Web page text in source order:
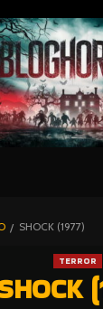
SHOCK (1977)
TERROR